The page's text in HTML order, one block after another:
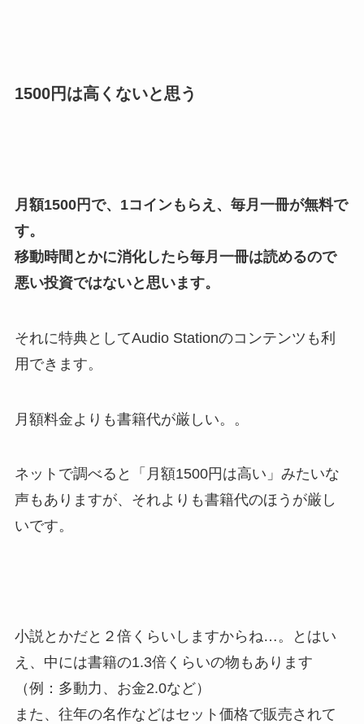
1500円は高くないと思う
月額1500円で、1コインもらえ、毎月一冊が無料で
す。
移動時間とかに消化したら毎月一冊は読めるので
悪い投資ではないと思います。
それに特典としてAudio Stationのコンテンツも利
用できます。
月額料金よりも書籍代が厳しい。。
ネットで調べると「月額1500円は高い」みたいな
声もありますが、それよりも書籍代のほうが厳し
いです。
小説とかだと２倍くらいしますからね…。とはい
え、中には書籍の1.3倍くらいの物もあります
（例：多動力、お金2.0など）
また、往年の名作などはセット価格で販売されて